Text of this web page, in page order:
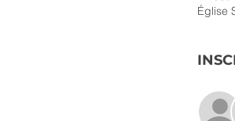
Église